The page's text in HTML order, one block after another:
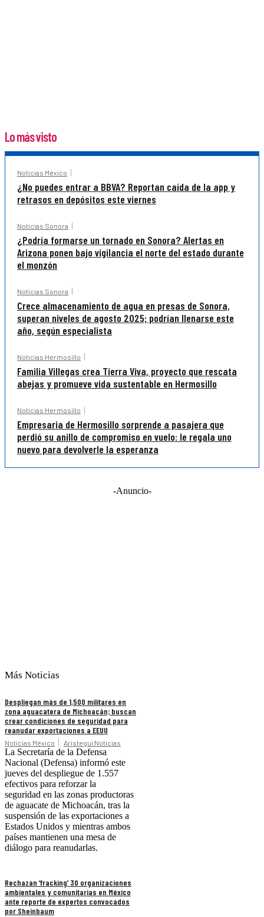
Lo más visto
Noticias México
¿No puedes entrar a BBVA? Reportan caída de la app y
retrasos en depósitos este viernes
Noticias Sonora
¿Podría formarse un tornado en Sonora? Alertas en
Arizona ponen bajo vigilancia el norte del estado durante
el monzón
Noticias Sonora
Crece almacenamiento de agua en presas de Sonora,
superan niveles de agosto 2025; podrían llenarse este
año, según especialista
Noticias Hermosillo
Familia Villegas crea Tierra Viva, proyecto que rescata
abejas y promueve vida sustentable en Hermosillo
Noticias Hermosillo
Empresaria de Hermosillo sorprende a pasajera que
perdió su anillo de compromiso en vuelo: le regala uno
nuevo para devolverle la esperanza
-Anuncio-
Más Noticias
Despliegan más de 1,500 militares en
zona aguacatera de Michoacán; buscan
crear condiciones de seguridad para
reanudar exportaciones a EEUU
Noticias México Aristegui Noticias
La Secretaría de la Defensa
Nacional (Defensa) informó este
jueves del despliegue de 1.557
efectivos para reforzar la
seguridad en las zonas productoras
de aguacate de Michoacán, tras la
suspensión de las exportaciones a
Estados Unidos y mientras ambos
países mantienen una mesa de
diálogo para reanudarlas.
Rechazan ‘fracking’ 30 organizaciones
ambientales y comunitarias en México
ante reporte de expertos convocados
por Sheinbaum